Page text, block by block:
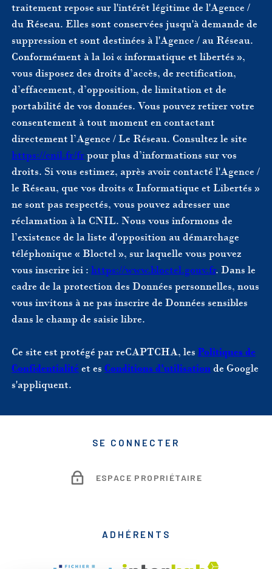
traitement repose sur l'intérêt légitime de l'Agence /
du Réseau. Elles sont conservées jusqu'à demande de
suppression et sont destinées à l'Agence / au Réseau.
Conformément à la loi « informatique et libertés »,
vous disposez des droits d’accès, de rectification,
d’effacement, d’opposition, de limitation et de
portabilité de vos données. Vous pouvez retirer votre
consentement à tout moment en contactant
directement l’Agence / Le Réseau. Consultez le site
https://cnil.fr/frpour plus d’informations sur vos
droits. Si vous estimez, après avoir contacté l'Agence /
le Réseau, que vos droits « Informatique et Libertés »
ne sont pas respectés, vous pouvez adresser une
réclamation à la CNIL. Nous vous informons de
l’existence de la liste d'opposition au démarchage
téléphonique « Bloctel », sur laquelle vous pouvez
vous inscrire ici : https://www.bloctel.gouv.fr. Dans le
cadre de la protection des Données personnelles, nous
vous invitons à ne pas inscrire de Données sensibles
dans le champ de saisie libre.
Ce site est protégé par reCAPTCHA, les Politiques de
Confidentialitéet es Conditions d'utilisationde Google
s'appliquent.
SE CONNECTER
ESPACE PROPRIÉTAIRE
ADHÉRENTS